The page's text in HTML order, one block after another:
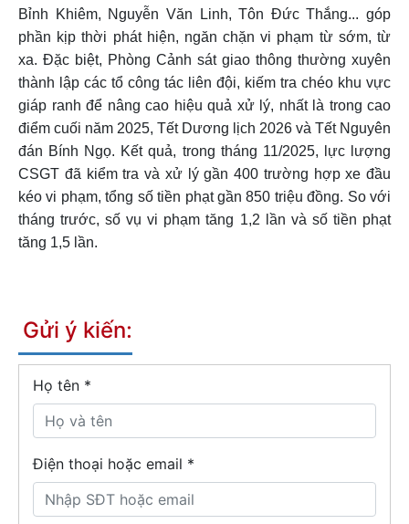
Bỉnh Khiêm, Nguyễn Văn Linh, Tôn Đức Thắng... góp
phần kịp thời phát hiện, ngăn chặn vi phạm từ sớm, từ
xa. Đặc biệt, Phòng Cảnh sát giao thông thường xuyên
thành lập các tổ công tác liên đội, kiếm tra chéo khu vực
giáp ranh để nâng cao hiệu quả xử lý, nhất là trong cao
điểm cuối năm 2025, Tết Dương lịch 2026 và Tết Nguyên
đán Bính Ngọ. Kết quả, trong tháng 11/2025, lực lượng
CSGT đã kiểm tra và xử lý gần 400 trường hợp xe đầu
kéo vi phạm, tổng số tiền phạt gần 850 triệu đồng. So với
tháng trước, số vụ vi phạm tăng 1,2 lần và số tiền phạt
tăng 1,5 lần.
Gửi ý kiến:
Họ tên *
Điện thoại hoặc email *